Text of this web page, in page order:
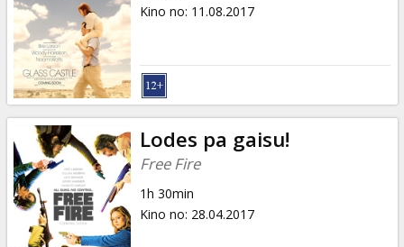
Kino no: 11.08.2017
Lodes pa gaisu!
Free Fire
1h 30min
Kino no: 28.04.2017